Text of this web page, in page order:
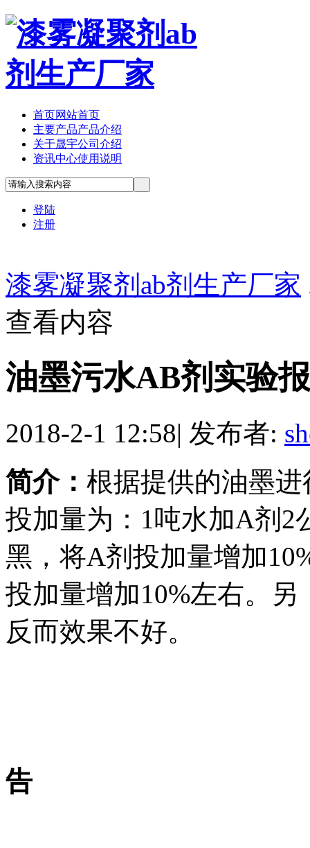
首页网站首页
主要产品产品介绍
关于晟宇公司介绍
资讯中心使用说明
登陆
注册
漆雾凝聚剂ab剂生产厂家
查看内容
油墨污水AB剂实验
2018-2-1 12:58| 发布者:
简介： 根据提供的油墨
投加量为：1吨水加A剂2
黑，将A剂投加量增加
投加量增加10%左右。
反而效果不好。
告